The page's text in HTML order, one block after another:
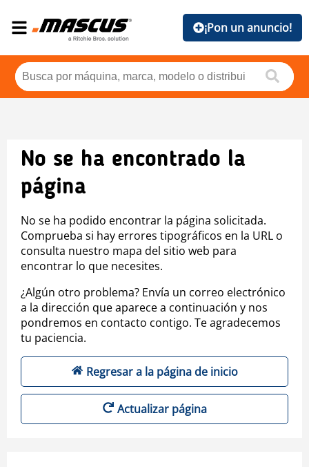
¡Pon un anuncio!
No se ha encontrado la
página
No se ha podido encontrar la página solicitada.
Comprueba si hay errores tipográficos en la URL o
consulta nuestro mapa del sitio web para
encontrar lo que necesites.
¿Algún otro problema? Envía un correo electrónico
a la dirección que aparece a continuación y nos
pondremos en contacto contigo. Te agradecemos
tu paciencia.
Regresar a la página de inicio
Actualizar página